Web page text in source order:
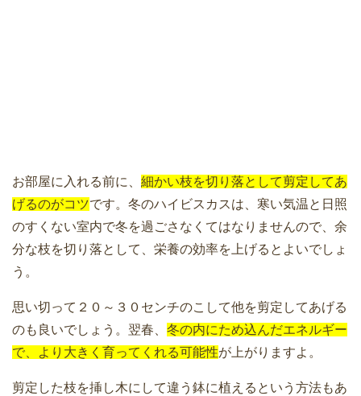
お部屋に入れる前に、 細かい枝を切り落として剪定してあ
げるのがコツです。冬のハイビスカスは、寒い気温と日照
のすくない室内で冬を過ごさなくてはなりませんので、余
分な枝を切り落として、栄養の効率を上げるとよいでしょ
う。
思い切って２０～３０センチのこして他を剪定してあげる
のも良いでしょう。翌春、 冬の内にため込んだエネルギー
で、より大きく育ってくれる可能性が上がりますよ。
剪定した枝を挿し木にして違う鉢に植えるという方法もあ